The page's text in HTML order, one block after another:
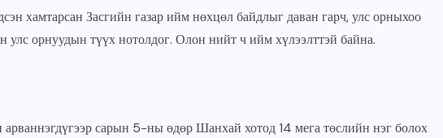
хамтарсан Засгийн газар ийм нөхцөл байдлыг даван гарч, улс орныхоо
орнуудын түүх нотолдог. Олон нийт ч ийм хүлээлттэй байна.
арваннэгдүгээр сарын 5-ны өдөр Шанхай хотод 14 мега төслийн нэг болох